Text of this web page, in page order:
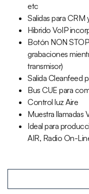
etc
Salidas para CRM
Hibrido VoIP
Botón NON
grabaciones
transmisor)
Salida Cleanfeed
Bus CUE para
Control luz Aire
Muestra llamadas
Ideal para
AIR, Radio On-